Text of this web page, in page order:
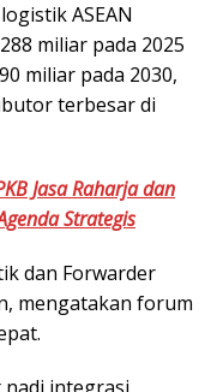
ASEAN
miliar pada 2025
miliar pada 2030,
terbesar di
Jasa Raharja dan
Strategis
dan Forwarder
mengatakan forum